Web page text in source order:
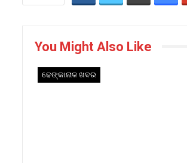
You Might Also Like
ଢେଙ୍କାନାଳ ଖବର